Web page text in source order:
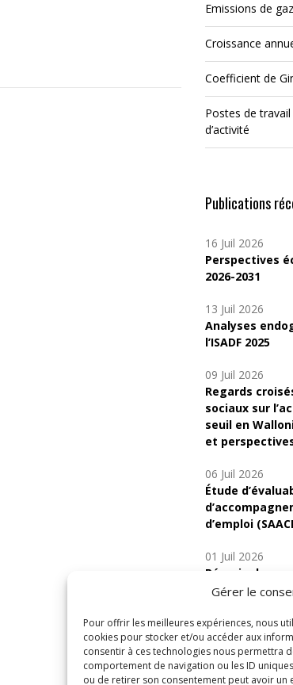
Gérer le
Pour offrir les meilleures expériences, nous
cookies pour stocker et/ou accéder aux
consentir à ces technologies nous permettra
comportement de navigation ou les ID
ou de retirer son consentement peut avoir un
Emissions de
Croissance
Coefficient de
Postes de
d’activité
Publications
16 Juil 2026
Perspectives
2026-2031
13 Juil 2026
Analyses
l’ISADF 2025
09 Juil 2026
Regards
sociaux sur
seuil en
et
06 Juil 2026
Étude
d’emploi
01 Juil 2026
Pénurie du
indicateurs
Inscrivez-